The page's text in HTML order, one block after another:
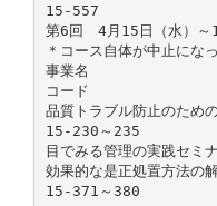
15-557
第6回 4月15日（水）～
＊コース自体が中止にな
事業名
コード
品質トラブル防止のため
15-230～235
目でみる管理の実践セミ
効果的な是正処置方法の
15-371～380